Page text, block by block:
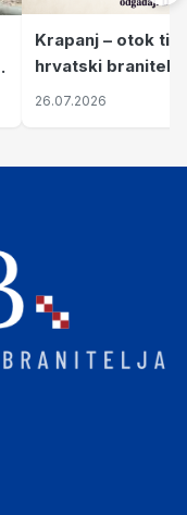
Krapanj – otok
hrvatski branitelji
pronalaze mir
26.07.2026